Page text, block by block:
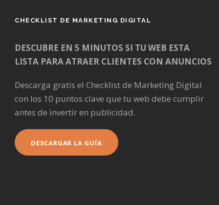
CHECKLIST DE MARKETING DIGITAL
DESCUBRE EN 5 MINUTOS SI TU WEB ESTA
LISTA PARA ATRAER CLIENTES CON ANUNCIOS
Descarga gratis el Checklist de Marketing Digital
con los 10 puntos clave que tu web debe cumplir
antes de invertir en publicidad.
DESCARGAR LA GUÍA